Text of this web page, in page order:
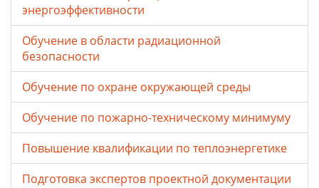
энергоэффективности
Обучение в области радиационной
безопасности
Обучение по охране окружающей среды
Обучение по пожарно-техническому минимуму
Повышение квалификации по теплоэнергетике
Подготовка экспертов проектной документации